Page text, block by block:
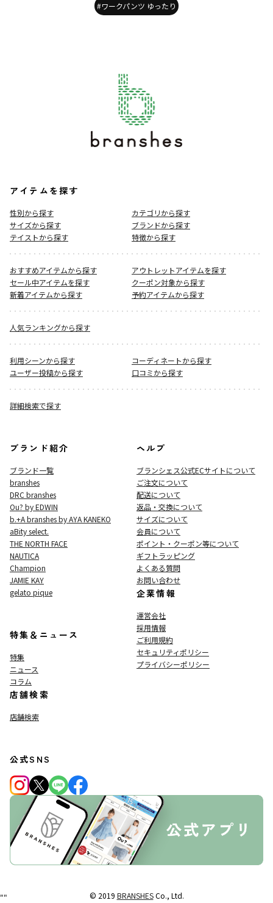
#ワークパンツ ゆったり
アイテムを探す
性別から探す
カテゴリから探す
サイズから探す
ブランドから探す
テイストから探す
特徴から探す
おすすめアイテムから探す
アウトレットアイテムを探す
セール中アイテムを探す
クーポン対象から探す
新着アイテムから探す
予約アイテムから探す
人気ランキングから探す
利用シーンから探す
コーディネートから探す
ユーザー投稿から探す
口コミから探す
詳細検索で探す
ブランド紹介
ブランド一覧
branshes
DRC branshes
Ou? by EDWIN
b.+A branshes by AYA KANEKO
aBity select.
THE NORTH FACE
NAUTICA
Champion
JAMIE KAY
gelato pique
特集＆ニュース
特集
ニュース
コラム
店舗検索
店舗検索
ヘルプ
ブランシェス公式ECサイトについて
ご注文について
配送について
返品・交換について
サイズについて
会員について
ポイント・クーポン等について
ギフトラッピング
よくある質問
お問い合わせ
企業情報
運営会社
採用情報
ご利用規約
セキュリティポリシー
プライバシーポリシー
公式SNS
© 2019 BRANSHESCo., Ltd.
""